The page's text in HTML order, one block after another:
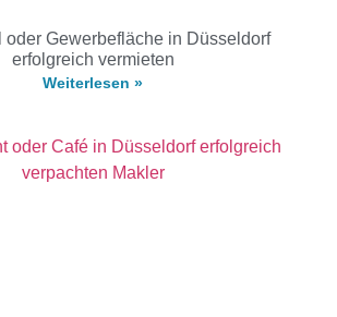
oder Gewerbefläche in Düsseldorf
erfolgreich vermieten
Weiterlesen »